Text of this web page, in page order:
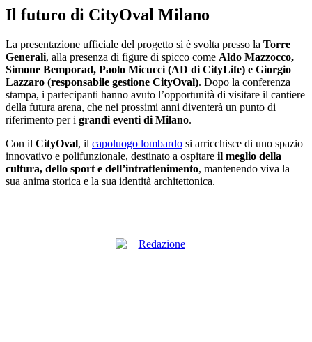
Il futuro di CityOval Milano
La presentazione ufficiale del progetto si è svolta presso la Torre
Generali, alla presenza di figure di spicco come Aldo Mazzocco,
Simone Bemporad, Paolo Micucci (AD di CityLife) e Giorgio
Lazzaro (responsabile gestione CityOval). Dopo la conferenza
stampa, i partecipanti hanno avuto l’opportunità di visitare il cantiere
della futura arena, che nei prossimi anni diventerà un punto di
riferimento per i grandi eventi di Milano.
Con il CityOval, il capoluogo lombardo si arricchisce di uno spazio
innovativo e polifunzionale, destinato a ospitare il meglio della
cultura, dello sport e dell’intrattenimento, mantenendo viva la
sua anima storica e la sua identità architettonica.